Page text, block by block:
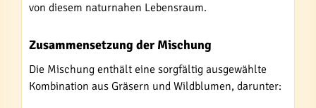
von diesem naturnahen Lebensraum.
Zusammensetzung der Mischung
Die Mischung enthält eine sorgfältig ausgewählte
Kombination aus Gräsern und Wildblumen, darunter: